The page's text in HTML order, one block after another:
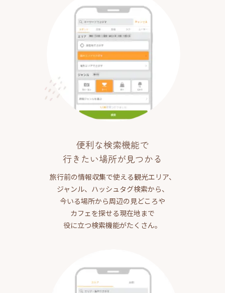
便利な検索機能で
行きたい場所が見つかる
旅行前の情報収集で使える観光エリア、
ジャンル、ハッシュタグ検索から、
今いる場所から周辺の見どころや
カフェを探せる現在地まで
役に立つ検索機能がたくさん。